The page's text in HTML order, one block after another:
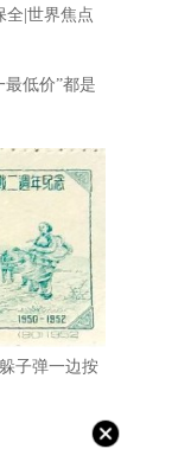
全|世界焦点
低价”都是
子弹一边按